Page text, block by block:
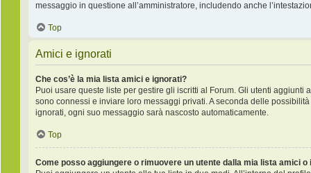
messaggio in questione all’amministratore, includendo anche
Top
Amici e ignorati
Che cos’è la mia lista amici e ignorati?
Puoi usare queste liste per gestire gli iscritti al Forum. Gli utenti
sono connessi e inviare loro messaggi privati. A seconda delle
ignorati, ogni suo messaggio sarà nascosto automaticamente.
Top
Come posso aggiungere o rimuovere un utente dalla mia lista amici o